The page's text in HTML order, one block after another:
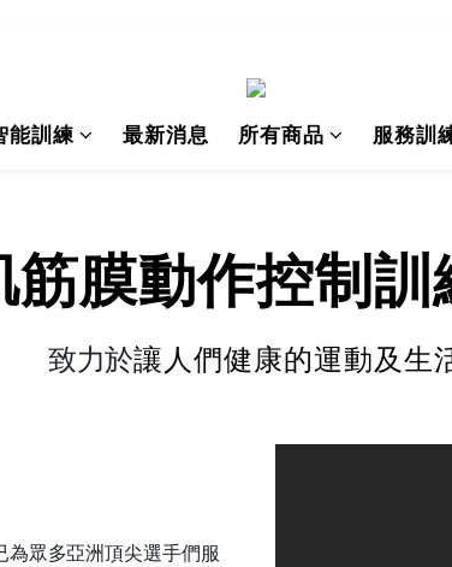
能訓練 最新消息 所有商品 服務訓
筋膜動作控制訓
致力於讓人們健康的運動及生
為眾多亞洲頂尖選手們服